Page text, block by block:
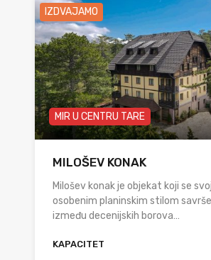
IZDVAJAMO
MIR U CENTRU TARE
MILOŠEV KONAK
Milošev konak je objekat koji se
osobenim planinskim stilom
između decenijskih borova…
KAPACITET